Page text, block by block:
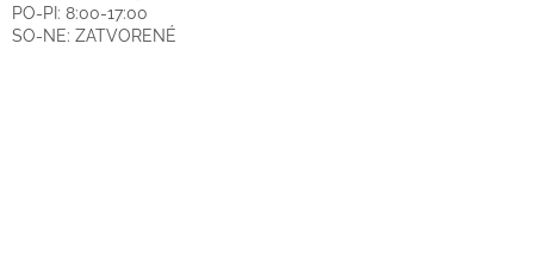
PO-PI: 8:00-17:00
SO-NE: ZATVORENÉ